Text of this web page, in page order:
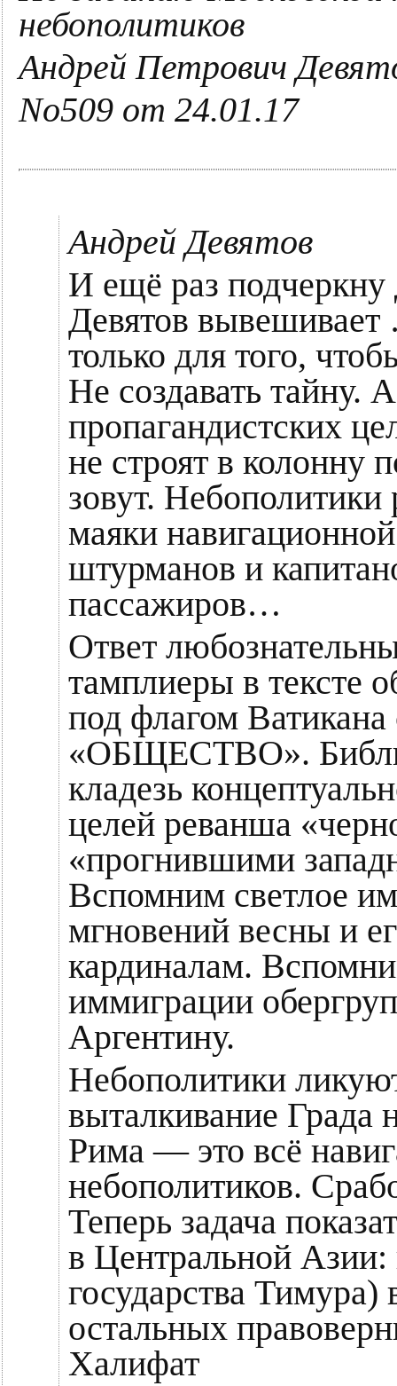
небополитиков
Андрей Петрович
No509 от 24.01.17
Андрей Девятов
И ещё раз
Девятов
только для того,
Не создавать тайну.
пропагандистских
не строят в колонну
зовут.
маяки
штурманов и
пассажиров…
Ответ
тамплиеры в тексте
под флагом
«ОБЩЕСТВО».
кладезь
целей реванша
«прогнившими
Вспомним светлое
мгновений весны и
кардиналам.
иммиграции
Аргентину.
Небополитики
выталкивание Града
Рима — это всё
небополитиков.
Теперь задача
в Центральной Азии:
государства
остальных
Халифат